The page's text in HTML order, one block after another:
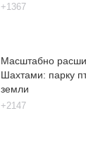
+1367
Масштабно
Шахтами: парку
земли
+2147